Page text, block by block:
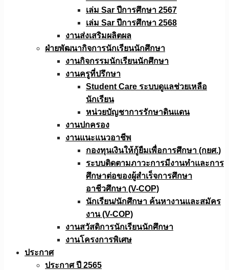
เล่ม Sar ปีการศึกษา 2567
เล่ม Sar ปีการศึกษา 2568
งานส่งเสริมผลิตผล
ฝ่ายพัฒนากิจการนักเรียนนักศึกษา
งานกิจกรรมนักเรียนนักศึกษา
งานครูที่ปรึกษา
Student Care ระบบดูแลช่วยเหลือ
นักเรียน
หน่วยบัญชาการรักษาดินแดน
งานปกครอง
งานแนะแนวอาชีพ
กองทุนเงินให้กู้ยืมเพื่อการศึกษา (กยศ.)
ระบบติดตามภาวะการมีงานทำและการ
ศึกษาต่อของผู้สำเร็จการศึกษา
อาชีวศึกษา (V-COP)
นักเรียน/นักศึกษา ค้นหางานและสมัคร
งาน (V-COP)
งานสวัสดิการนักเรียนนักศึกษา
งานโครงการพิเศษ
ประกาศ
ประกาศ ปี 2565